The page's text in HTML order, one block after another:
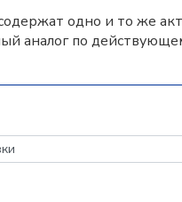
одно и то же
аналог по